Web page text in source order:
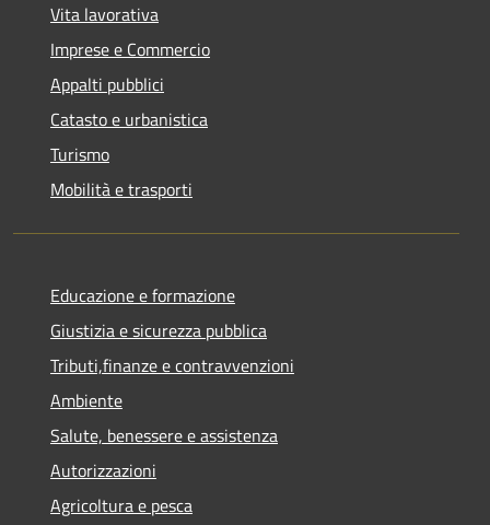
Vita lavorativa
Imprese e Commercio
Appalti pubblici
Catasto e urbanistica
Turismo
Mobilità e trasporti
Educazione e formazione
Giustizia e sicurezza pubblica
Tributi,finanze e contravvenzioni
Ambiente
Salute, benessere e assistenza
Autorizzazioni
Agricoltura e pesca